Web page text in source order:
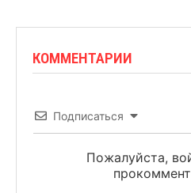
КОММЕНТАРИИ
Подписаться
Пожалуйста,